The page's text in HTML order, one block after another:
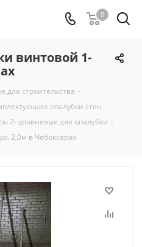
0
винтовой 1-
для строительства -
опалубки стен -
2- уровневые для опалубки -
2,0м в Чебоксарах